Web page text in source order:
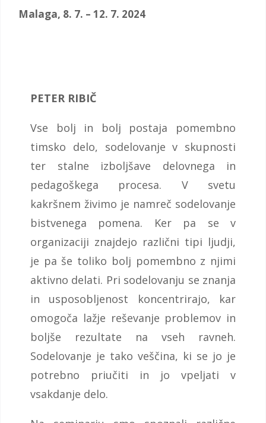
Malaga, 8. 7. – 12. 7. 2024
PETER RIBIČ
Vse bolj in bolj postaja pomembno
timsko delo, sodelovanje v skupnosti
ter stalne izboljšave delovnega in
pedagoškega procesa. V svetu
kakršnem živimo je namreč sodelovanje
bistvenega pomena. Ker pa se v
organizaciji znajdejo različni tipi ljudji,
je pa še toliko bolj pomembno z njimi
aktivno delati. Pri sodelovanju se znanja
in usposobljenost koncentrirajo, kar
omogoča lažje reševanje problemov in
boljše rezultate na vseh ravneh.
Sodelovanje je tako veščina, ki se jo je
potrebno priučiti in jo vpeljati v
vsakdanje delo.